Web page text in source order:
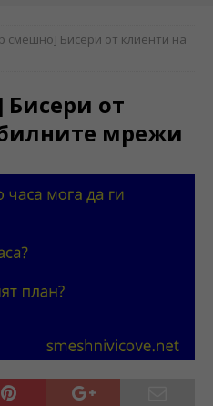
смешно] Бисери от клиенти на
от
мрежи